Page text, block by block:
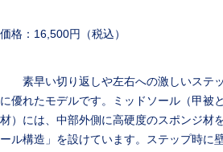
価格：16,500円（税込）
素早い切り返しや左右への激しいステ
に優れたモデルです。ミッドソール（甲被
材）には、中部外側に高硬度のスポンジ材
ール構造」を設けています。ステップ時に